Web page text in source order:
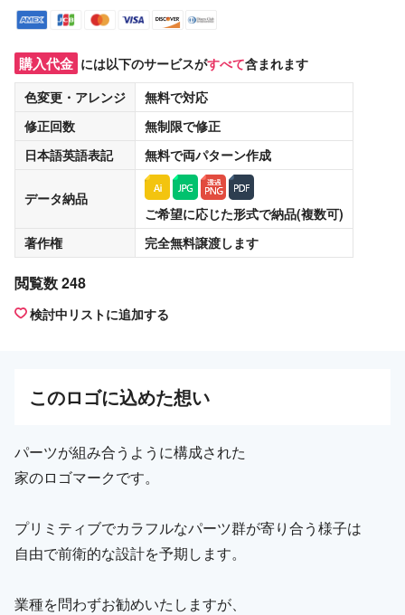
購入代金 には以下のサービスがすべて含まれます
色変更・アレンジ
無料で対応
修正回数
無制限で修正
日本語英語表記
無料で両パターン作成
データ納品
ご希望に応じた形式で納品(複数可)
著作権
完全無料譲渡します
閲覧数 248
検討中リストに追加する
このロゴに込めた想い
パーツが組み合うように構成された
家のロゴマークです。
プリミティブでカラフルなパーツ群が寄り合う様子は
自由で前衛的な設計を予期します。
業種を問わずお勧めいたしますが、